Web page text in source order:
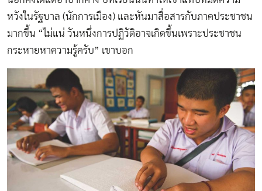
หวังในรัฐบาล (นักการเมือง) และหันมาสื่อสารกับภาคประชาชน
มากขึ้น “ไม่แน่ วันหนึ่งการปฏิวัติอาจเกิดขึ้นเพราะประชาชน
กระหายหาความรู้ครับ” เขาบอก